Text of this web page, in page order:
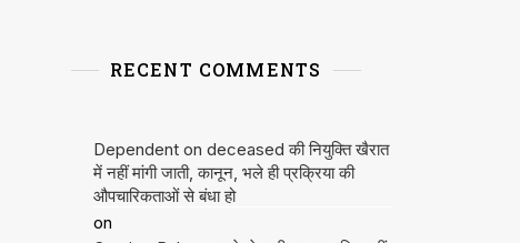
RECENT COMMENTS
Dependent on deceased की नियुक्ति खैरात
में नहीं मांगी जाती, कानून, भले ही प्रक्रिया की
औपचारिकताओं से बंधा हो
on